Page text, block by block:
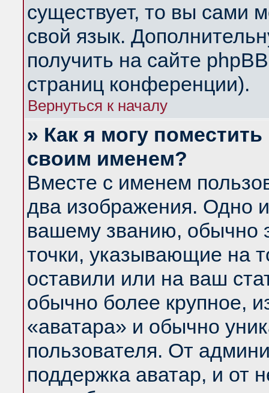
существует, то вы сами
свой язык.
получить на сайте
страниц конференции).
Вернуться к началу
» Как я могу
своим именем?
Вместе с именем
два изображения. Одно
вашему званию, обычно
точки, указывающие на
оставили или на ваш
обычно более крупное,
«аватара» и обычно
пользователя. От
поддержка аватар, и от